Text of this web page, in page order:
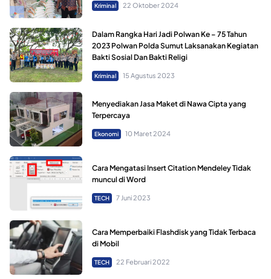
Kriminal 22 Oktober 2024
Dalam Rangka Hari Jadi Polwan Ke – 75 Tahun
2023 Polwan Polda Sumut Laksanakan Kegiatan
Bakti Sosial Dan Bakti Religi
Kriminal 15 Agustus 2023
Menyediakan Jasa Maket di Nawa Cipta yang
Terpercaya
Ekonomi 10 Maret 2024
Cara Mengatasi Insert Citation Mendeley Tidak
muncul di Word
TECH 7 Juni 2023
Cara Memperbaiki Flashdisk yang Tidak Terbaca
di Mobil
TECH 22 Februari 2022